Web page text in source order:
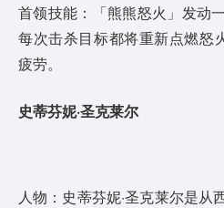
首领技能：「熊熊怒火」发动
每次击杀目标都将重新点燃怒
疲劳。
史蒂芬妮·圣克莱尔
人物：史蒂芬妮·圣克莱尔是从